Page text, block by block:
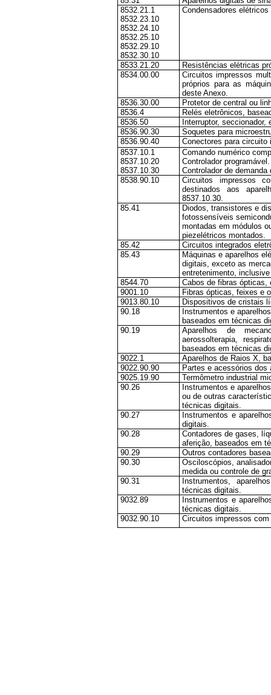
8532.21.1
8532.23.10
8532.24.10
8532.25.10
8532.29.10
8532.30.10
Condensadores
8533.21.20
Resistências elétricas
8534.00.00
Circuitos impressos
próprios para as
deste Anexo.
8536.30.00
Protetor de central ou
8536.4
Relés eletrônicos,
8536.50
Interruptor,
8536.90.30
Soquetes para
8536.90.40
Conectores para circuito
8537.10.1
Comando numérico
8537.10.20
Controlador programável.
8537.10.30
Controlador de
8538.90.10
Circuitos impressos
destinados aos
8537.10.30.
85.41
Diodos, transistores e
fotossensíveis
montadas em módulos
piezelétricos montados.
85.42
Circuitos integrados
85.43
Máquinas e aparelhos
digitais, exceto as
entretenimento,
8544.70
Cabos de fibras ópticas,
9001.10
Fibras ópticas, feixes e
9013.80.10
Dispositivos de cristais
90.18
Instrumentos e
baseados em técnicas
90.19
Aparelhos de
aerossolterapia,
baseados em técnicas
9022.1
Aparelhos de Raios X,
9022.90.90
Partes e acessórios dos
9025.19.90
Termômetro industrial
90.26
Instrumentos e
ou de outras
técnicas digitais.
90.27
Instrumentos e
digitais.
90.28
Contadores de gases,
aferição, baseados em
90.29
Outros contadores
90.30
Osciloscópios,
medida ou controle de
90.31
Instrumentos,
técnicas digitais.
9032.89
Instrumentos e
técnicas digitais.
9032.90.10
Circuitos impressos